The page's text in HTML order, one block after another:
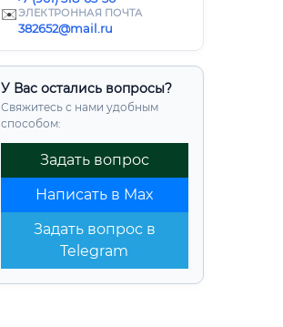
✉️ЭЛЕКТРОННАЯ ПОЧТА
382652@mail.ru
У Вас остались вопросы?
Свяжитесь с нами удобным
способом:
Задать вопрос
Написать в Max
Задать вопрос в
Telegram